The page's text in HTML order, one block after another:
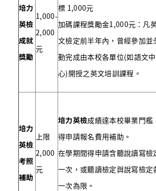
培力
英檢
成就
獎勵
1,000-
2,000
元
標 1,000元
加碼課程獎勵金1,000元：凡
文檢定前半年內，曾經參加並
勤完成由本校各單位(如語文中
心)開授之英文培訓課程。
培力
英檢
考照
補助
上限
2,000
元
培力英檢成績達本校畢業門檻
得申請報名費用補助。
在學期間得申請含聽說讀寫檢
一次，或聽讀檢定與說寫檢定
一次為限。